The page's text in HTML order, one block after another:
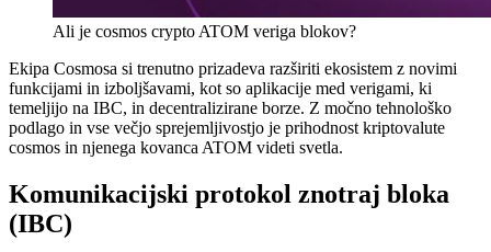
Ali je cosmos crypto ATOM veriga blokov?
Ekipa Cosmosa si trenutno prizadeva razširiti ekosistem z novimi
funkcijami in izboljšavami, kot so aplikacije med verigami, ki
temeljijo na IBC, in decentralizirane borze. Z močno tehnološko
podlago in vse večjo sprejemljivostjo je prihodnost kriptovalute
cosmos in njenega kovanca ATOM videti svetla.
Komunikacijski protokol znotraj bloka
(IBC)